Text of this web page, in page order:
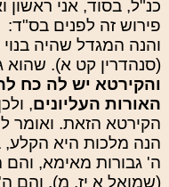
כנ"ל, בסוד, אני ראשון
פירוש זה לפנים בס"ד:
והנה המגדל שהיה
(סנהדרין קט א).
והקירטא יש לה כח
האורות העליונים,
הקירטא הזאת. ואומר
הנה מלכות היא
ה' גבורות מאימא, והם
(שמואל א יז, מ). והם